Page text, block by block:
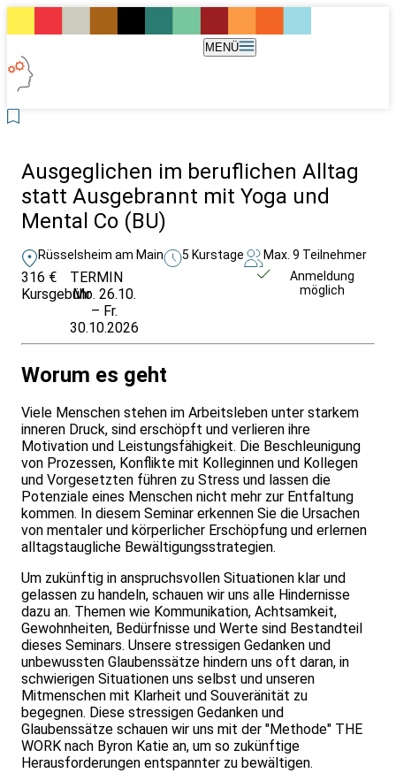
MENÜ
Ausgeglichen im beruflichen Alltag
statt Ausgebrannt mit Yoga und
Mental Co (BU)
Rüsselsheim am Main 5 Kurstage Max. 9 Teilnehmer
316 €
Kursgebühr
TERMIN
Mo. 26.10.
– Fr.
30.10.2026
Anmeldung
möglich
Worum es geht
Viele Menschen stehen im Arbeitsleben unter starkem
inneren Druck, sind erschöpft und verlieren ihre
Motivation und Leistungsfähigkeit. Die Beschleunigung
von Prozessen, Konflikte mit Kolleginnen und Kollegen
und Vorgesetzten führen zu Stress und lassen die
Potenziale eines Menschen nicht mehr zur Entfaltung
kommen. In diesem Seminar erkennen Sie die Ursachen
von mentaler und körperlicher Erschöpfung und erlernen
alltagstaugliche Bewältigungsstrategien.
Um zukünftig in anspruchsvollen Situationen klar und
gelassen zu handeln, schauen wir uns alle Hindernisse
dazu an. Themen wie Kommunikation, Achtsamkeit,
Gewohnheiten, Bedürfnisse und Werte sind Bestandteil
dieses Seminars. Unsere stressigen Gedanken und
unbewussten Glaubenssätze hindern uns oft daran, in
schwierigen Situationen uns selbst und unseren
Mitmenschen mit Klarheit und Souveränität zu
begegnen. Diese stressigen Gedanken und
Glaubenssätze schauen wir uns mit der "Methode" THE
WORK nach Byron Katie an, um so zukünftige
Herausforderungen entspannter zu bewältigen.